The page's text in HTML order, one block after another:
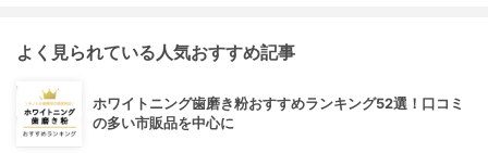
よく見られている人気おすすめ記事
ホワイトニング歯磨き粉おすすめランキング52選！口コミ
の多い市販品を中心に